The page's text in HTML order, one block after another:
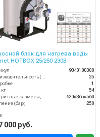
блок для нагрева воды
HOTBOX 25/250 230В
9040100300
Производительность (л/мин)
25
1
кг
54
Габаритные размеры, мм
620x365x560
(бар)
250
000 руб.